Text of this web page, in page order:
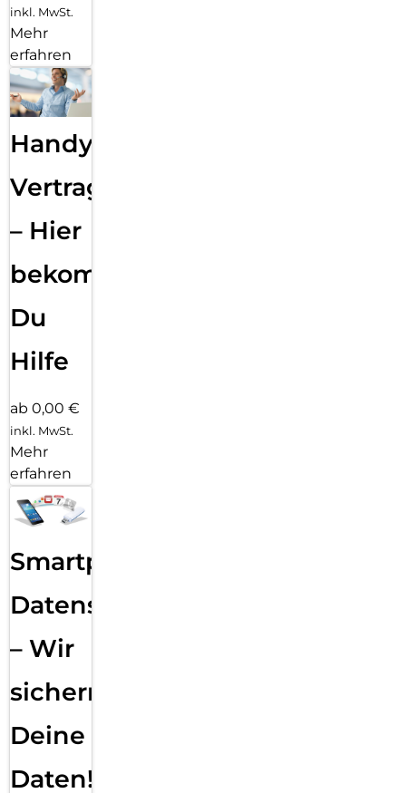
inkl. MwSt.
Mehr
erfahren
Handy
Vertragsabwicklung
– Hier
bekommst
Du
Hilfe
ab 0,00 €
inkl. MwSt.
Mehr
erfahren
Smartphone
Datensicherung
– Wir
sichern
Deine
Daten!